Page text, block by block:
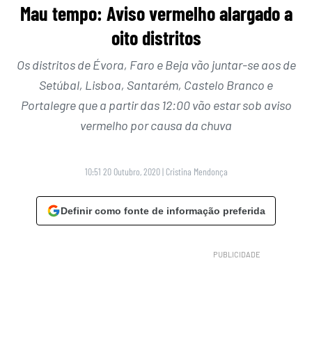
Mau tempo: Aviso vermelho alargado a
oito distritos
Os distritos de Évora, Faro e Beja vão juntar-se aos de
Setúbal, Lisboa, Santarém, Castelo Branco e
Portalegre que a partir das 12:00 vão estar sob aviso
vermelho por causa da chuva
10:51 20 Outubro, 2020 | Cristina Mendonça
Definir como fonte de informação preferida